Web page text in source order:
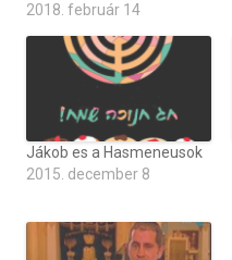
2018. február 14
Jákob es a Hasmeneusok
2015. december 8